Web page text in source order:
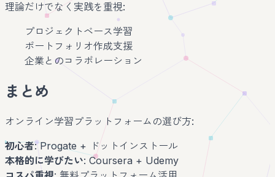
理論だけでなく実践を重視:
プロジェクトベース学習
ポートフォリオ作成支援
企業とのコラボレーション
まとめ
オンライン学習プラットフォームの選び方:
初心者: Progate + ドットインストール
本格的に学びたい: Coursera + Udemy